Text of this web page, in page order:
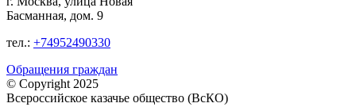
Басманная, дом. 9
тел.: +74952490330
Обращения граждан
© Copyright 2025
Всероссийское казачье общество (ВсКО)